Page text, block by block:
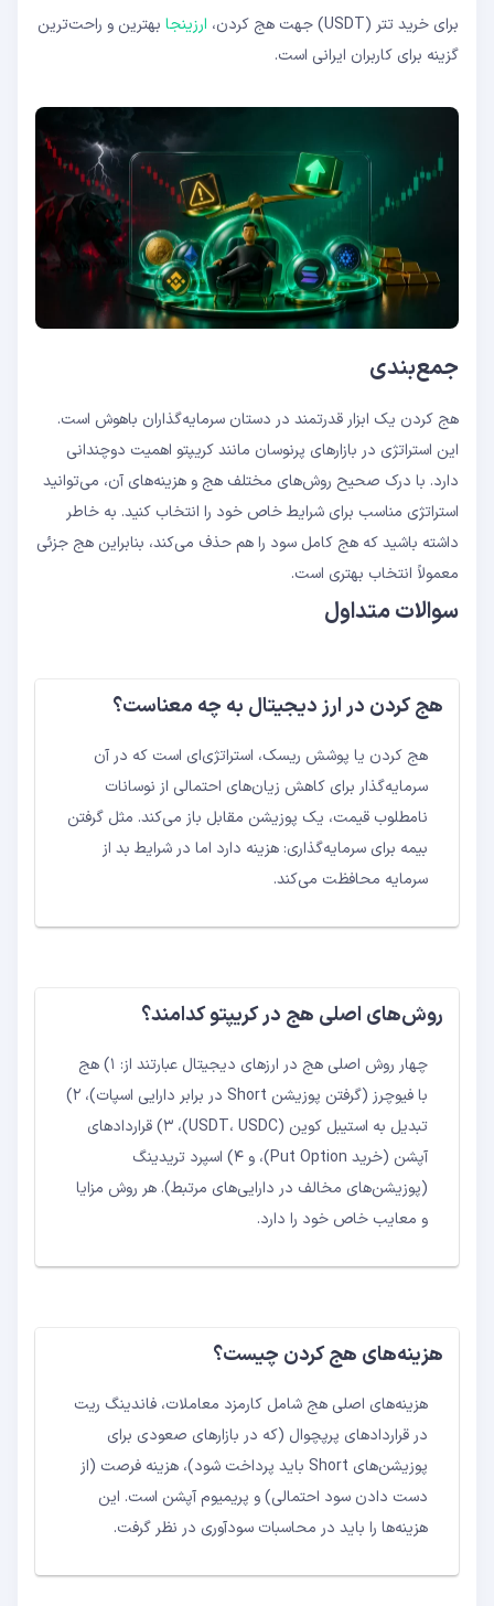
برای خرید تتر (USDT) جهت هج کردن،
ارزینجا بهترین و راحت‌ترین
گزینه برای کاربران ایرانی است.
جمع‌بندی
هج کردن یک ابزار قدرتمند در دستان سرمایه‌گذاران باهوش است.
این استراتژی در بازارهای پرنوسان مانند کریپتو اهمیت دوچندانی
دارد. با درک صحیح روش‌های مختلف هج و هزینه‌های آن، می‌توانید
استراتژی مناسب برای شرایط خاص خود را انتخاب کنید. به خاطر
داشته باشید که هج کامل سود را هم حذف می‌کند، بنابراین هج جزئی
معمولاً انتخاب بهتری است.
سوالات متداول
هج کردن در ارز دیجیتال به چه معناست؟
هج کردن یا پوشش ریسک، استراتژی‌ای است که در آن
سرمایه‌گذار برای کاهش زیان‌های احتمالی از نوسانات
نامطلوب قیمت، یک پوزیشن مقابل باز می‌کند. مثل گرفتن
بیمه برای سرمایه‌گذاری: هزینه دارد اما در شرایط بد از
سرمایه محافظت می‌کند.
روش‌های اصلی هج در کریپتو کدامند؟
چهار روش اصلی هج در ارزهای دیجیتال عبارتند از: ۱) هج
با فیوچرز (گرفتن پوزیشن Short در برابر دارایی اسپات)، ۲)
تبدیل به استیبل کوین (USDT، USDC)، ۳) قراردادهای
آپشن (خرید Put Option)، و ۴) اسپرد تریدینگ
(پوزیشن‌های مخالف در دارایی‌های مرتبط). هر روش مزایا
و معایب خاص خود را دارد.
هزینه‌های هج کردن چیست؟
هزینه‌های اصلی هج شامل کارمزد معاملات، فاندینگ ریت
در قراردادهای پرپچوال (که در بازارهای صعودی برای
پوزیشن‌های Short باید پرداخت شود)، هزینه فرصت (از
دست دادن سود احتمالی) و پریمیوم آپشن است. این
هزینه‌ها را باید در محاسبات سودآوری در نظر گرفت.